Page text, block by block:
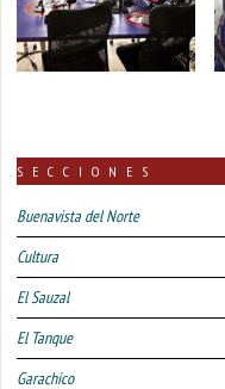
SECCIONES
Buenavista del Norte
Cultura
El Sauzal
El Tanque
Garachico